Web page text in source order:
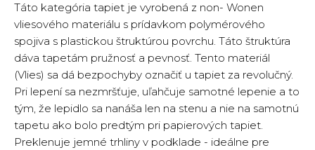
Táto kategória tapiet je vyrobená z non- Wonen
vliesového materiálu s prídavkom polymérového
spojiva s plastickou štruktúrou povrchu. Táto štruktúra
dáva tapetám pružnosť a pevnosť. Tento materiál
(Vlies) sa dá bezpochyby označiť u tapiet za revolučný.
Pri lepení sa nezmršťuje, uľahčuje samotné lepenie a to
tým, že lepidlo sa nanáša len na stenu a nie na samotnú
tapetu ako bolo predtým pri papierových tapiet.
Preklenuje jemné trhliny v podklade - ideálne pre